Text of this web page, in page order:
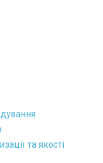
та якості